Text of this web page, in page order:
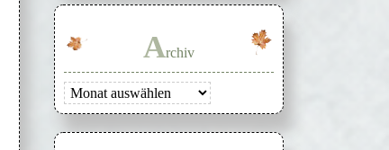
Archiv
Archiv